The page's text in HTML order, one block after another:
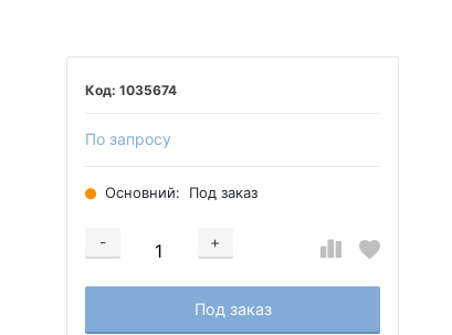
1035674
По запросу
Основний: Под заказ
-
+
Добавляется...
Под заказ
Добавлен